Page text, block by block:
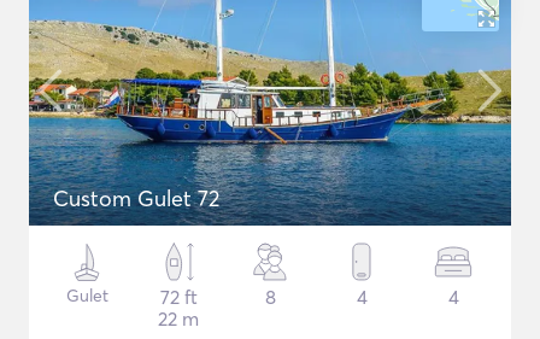
Custom Gulet 72
Gulet
72 ft
22 m
8 4 4